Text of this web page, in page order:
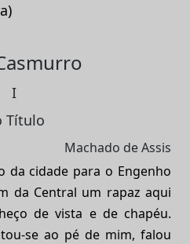
I
Título
Machado de Assis
da cidade para o Engenho
da Central um rapaz aqui
de vista e de chapéu.
se ao pé de mim, falou